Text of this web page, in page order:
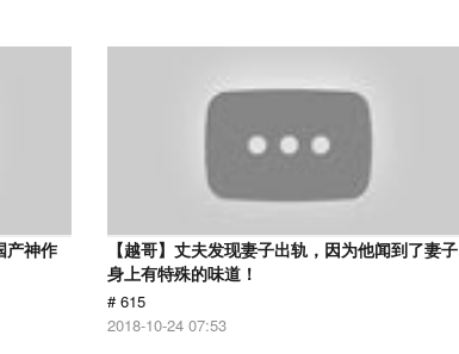
产神作
【越哥】丈夫发现妻子出轨，因为他闻到了妻子
身上有特殊的味道！
# 615
2018-10-24 07:53